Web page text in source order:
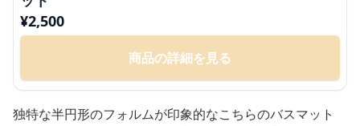
¥2,500
商品の詳細を見る
独特な半円形のフォルムが印象的なこちらのバスマット